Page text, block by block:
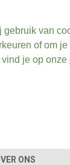
van
of om
je op onze
ONS